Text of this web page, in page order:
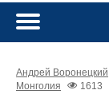
Андрей Воронецкий
Монголия
1613